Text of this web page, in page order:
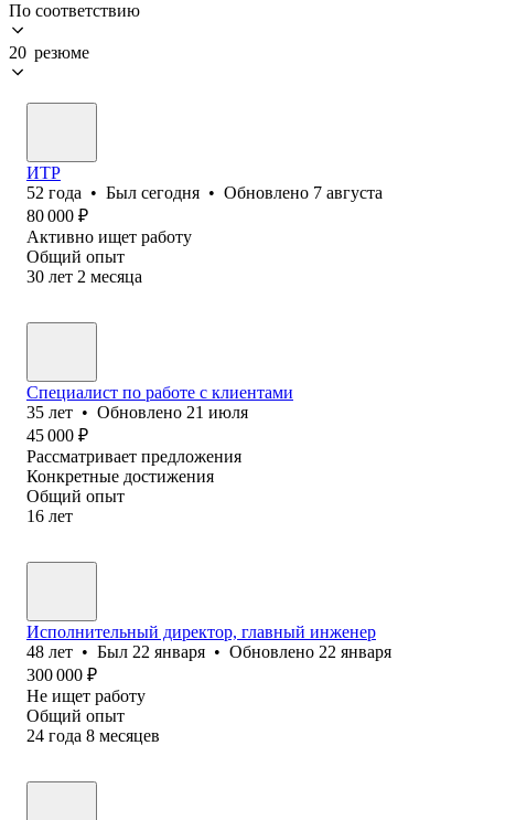
По соответствию
20 резюме
ИТР
52 года • Был сегодня • Обновлено 7 августа
80 000 ₽
Активно ищет работу
Общий опыт
30 лет 2 месяца
Специалист по работе с клиентами
35 лет • Обновлено 21 июля
45 000 ₽
Рассматривает предложения
Конкретные достижения
Общий опыт
16 лет
Исполнительный директор, главный инженер
48 лет • Был 22 января • Обновлено 22 января
300 000 ₽
Не ищет работу
Общий опыт
24 года 8 месяцев